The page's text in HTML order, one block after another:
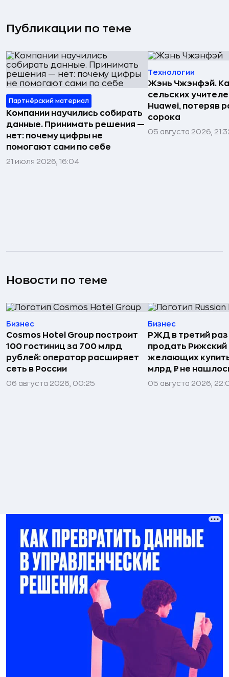
Публикации по теме
Партнёрский материал
Компании научились собирать
данные. Принимать решения —
нет: почему цифры не
помогают сами по себе
21 июля 2026, 16:04
Технологии
Жэнь Чжэнфэй.
сельских
Huawei, потеряв
сорока
05 августа 2026,
Новости по теме
Бизнес
Cosmos Hotel Group построит
100 гостиниц за 700 млрд
рублей: оператор расширяет
сеть в России
06 августа 2026, 00:25
Бизнес
РЖД в третий
продать Рижский
желающих
млрд ₽ не
05 августа 2026,